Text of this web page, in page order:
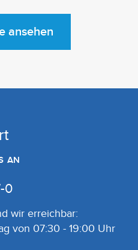
ansehen
AN
0
wir erreichbar:
von 07:30 - 19:00 Uhr